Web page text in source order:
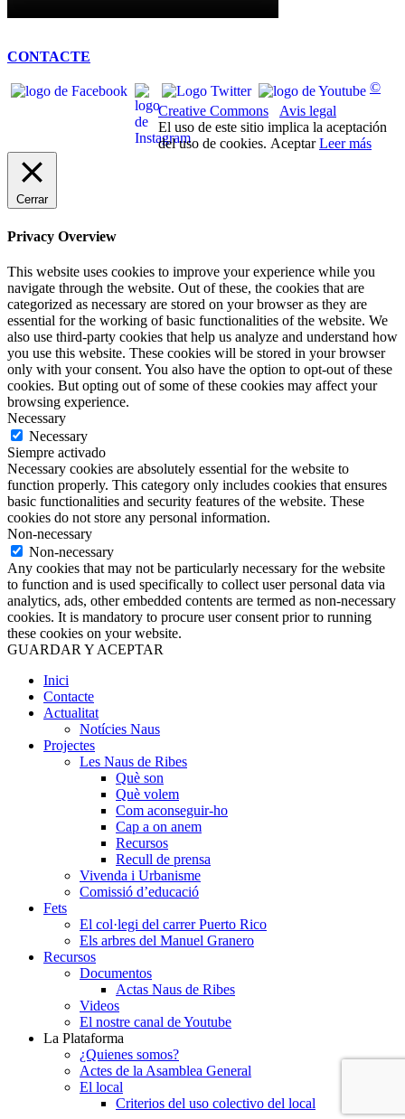
CONTACTE
©
Creative Commons
Avis legal
El uso de este sitio implica la aceptación
del uso de cookies. Aceptar Leer más
Cerrar
Privacy Overview
This website uses cookies to improve your experience while you
navigate through the website. Out of these, the cookies that are
categorized as necessary are stored on your browser as they are
essential for the working of basic functionalities of the website. We
also use third-party cookies that help us analyze and understand how
you use this website. These cookies will be stored in your browser
only with your consent. You also have the option to opt-out of these
cookies. But opting out of some of these cookies may affect your
browsing experience.
Necessary
Necessary
Siempre activado
Necessary cookies are absolutely essential for the website to
function properly. This category only includes cookies that ensures
basic functionalities and security features of the website. These
cookies do not store any personal information.
Non-necessary
Non-necessary
Any cookies that may not be particularly necessary for the website
to function and is used specifically to collect user personal data via
analytics, ads, other embedded contents are termed as non-necessary
cookies. It is mandatory to procure user consent prior to running
these cookies on your website.
GUARDAR Y ACEPTAR
Inici
Contacte
Actualitat
Notícies Naus
Projectes
Les Naus de Ribes
Què son
Què volem
Com aconseguir-ho
Cap a on anem
Recursos
Recull de prensa
Vivenda i Urbanisme
Comissió d’educació
Fets
El col·legi del carrer Puerto Rico
Els arbres del Manuel Granero
Recursos
Documentos
Actas Naus de Ribes
Videos
El nostre canal de Youtube
La Plataforma
¿Quienes somos?
Actes de la Asamblea General
El local
Criterios del uso colectivo del local